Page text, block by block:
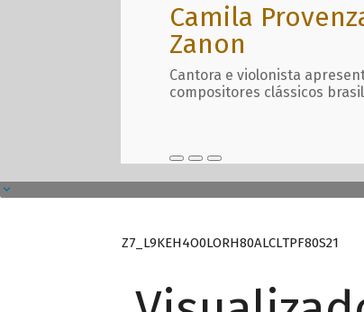
Camila
Zanon
Cantora e violonista
compositores clássicos
Z7_L9KEH4O0LORH80ALCLTPF80S21